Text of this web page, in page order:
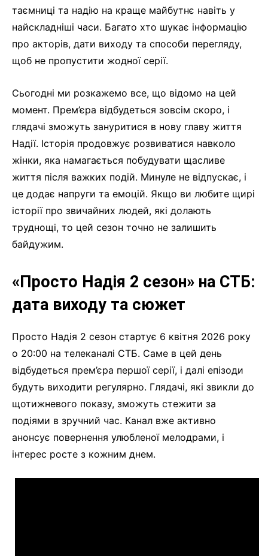
таємниці та надію на краще майбутнє навіть у
найскладніші часи. Багато хто шукає інформацію
про акторів, дати виходу та способи перегляду,
щоб не пропустити жодної серії.
Сьогодні ми розкажемо все, що відомо на цей
момент. Прем’єра відбудеться зовсім скоро, і
глядачі зможуть зануритися в нову главу життя
Надії. Історія продовжує розвиватися навколо
жінки, яка намагається побудувати щасливе
життя після важких подій. Минуле не відпускає, і
це додає напруги та емоцій. Якщо ви любите щирі
історії про звичайних людей, які долають
труднощі, то цей сезон точно не залишить
байдужим.
«Просто Надія 2 сезон» на СТБ:
дата виходу та сюжет
Просто Надія 2 сезон стартує 6 квітня 2026 року
о 20:00 на телеканалі СТБ. Саме в цей день
відбудеться прем’єра першої серії, і далі епізоди
будуть виходити регулярно. Глядачі, які звикли до
щотижневого показу, зможуть стежити за
подіями в зручний час. Канал вже активно
анонсує повернення улюбленої мелодрами, і
інтерес росте з кожним днем.